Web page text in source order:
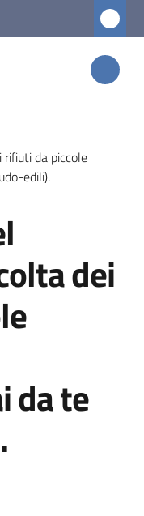
da piccole
edili).
dei
da te